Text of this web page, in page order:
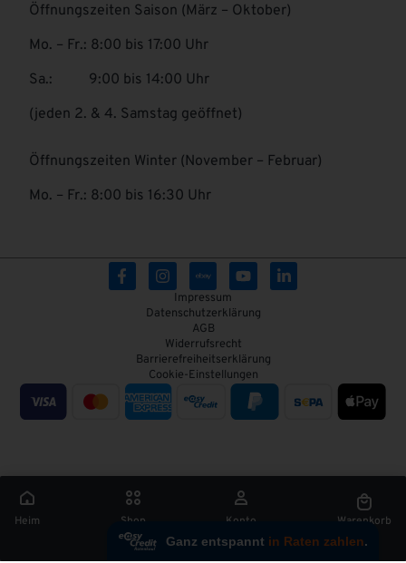
Öffnungszeiten Saison (März – Oktober)
Mo. – Fr.: 8:00 bis 17:00 Uhr
Sa.: 9:00 bis 14:00 Uhr
(jeden 2. & 4. Samstag geöffnet)
Öffnungszeiten Winter (November – Februar)
Mo. – Fr.: 8:00 bis 16:30 Uhr
Impressum
Datenschutzerklärung
AGB
Widerrufsrecht
Barrierefreiheitserklärung
Cookie-Einstellungen
Heim Shop Konto Warenkorb